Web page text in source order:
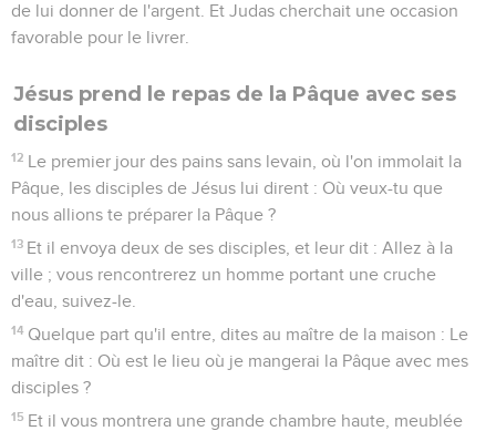
de lui donner de l'argent. Et Judas cherchait une occasion
favorable pour le livrer.
Jésus prend le repas de la Pâque avec ses
disciples
12 Le premier jour des pains sans levain, où l'on immolait la
Pâque, les disciples de Jésus lui dirent : Où veux-tu que
nous allions te préparer la Pâque ?
13 Et il envoya deux de ses disciples, et leur dit : Allez à la
ville ; vous rencontrerez un homme portant une cruche
d'eau, suivez-le.
14 Quelque part qu'il entre, dites au maître de la maison : Le
maître dit : Où est le lieu où je mangerai la Pâque avec mes
disciples ?
15 Et il vous montrera une grande chambre haute, meublée